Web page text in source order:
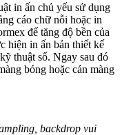
in ấn chủ yếu sử dụng
cáo chữ nỗi hoặc in
để tăng độ bền của
hiện in ấn bản thiết kế
thuật số. Ngay sau đó
bóng hoặc cán màng
backdrop vui